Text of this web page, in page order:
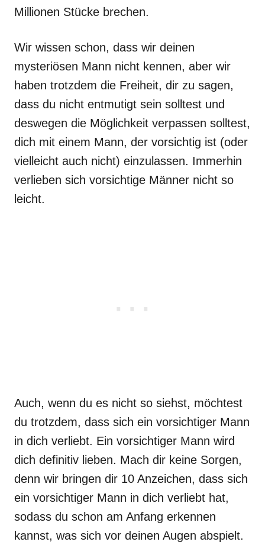
Millionen Stücke brechen.
Wir wissen schon, dass wir deinen
mysteriösen Mann nicht kennen, aber wir
haben trotzdem die Freiheit, dir zu sagen,
dass du nicht entmutigt sein solltest und
deswegen die Möglichkeit verpassen solltest,
dich mit einem Mann, der vorsichtig ist (oder
vielleicht auch nicht) einzulassen. Immerhin
verlieben sich vorsichtige Männer nicht so
leicht.
Auch, wenn du es nicht so siehst, möchtest
du trotzdem, dass sich ein vorsichtiger Mann
in dich verliebt. Ein vorsichtiger Mann wird
dich definitiv lieben. Mach dir keine Sorgen,
denn wir bringen dir 10 Anzeichen, dass sich
ein vorsichtiger Mann in dich verliebt hat,
sodass du schon am Anfang erkennen
kannst, was sich vor deinen Augen abspielt.